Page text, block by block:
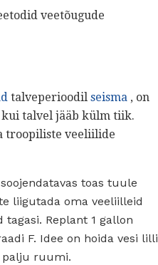
veetõugude
talveperioodil seisma , on
kui talvel jääb külm tiik.
troopiliste veeliilide
toas tuule
liigutada oma veeliilleid
Replant 1 gallon
F. Idee on hoida vesi lilli
palju ruumi.